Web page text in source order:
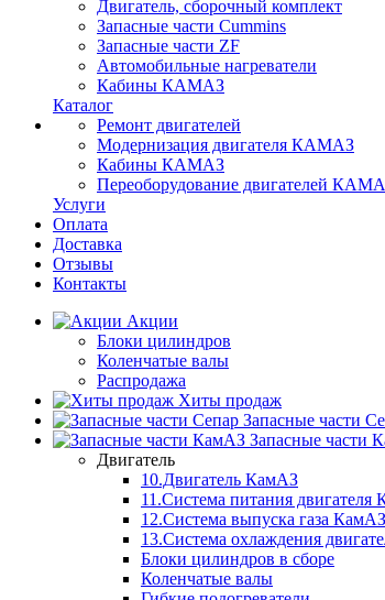
Двигатель, сборочный комплект
Запасные части Cummins
Запасные части ZF
Автомобильные нагреватели
Кабины КАМАЗ
Каталог
Ремонт двигателей
Модернизация двигателя КАМАЗ
Кабины КАМАЗ
Переоборудование двигателей
Услуги
Оплата
Доставка
Отзывы
Контакты
Акции
Блоки цилиндров
Коленчатые валы
Распродажа
Хиты продаж
Запасные части
Запасные части
Двигатель
10.Двигатель КамАЗ
11.Система питания двигателя
12.Система выпуска газа КамАЗ
13.Система охлаждения
Блоки цилиндров в сборе
Коленчатые валы